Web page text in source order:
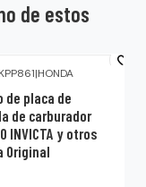
de estos
|HONDA
de placa de
de carburador
INVICTA y otros
Original